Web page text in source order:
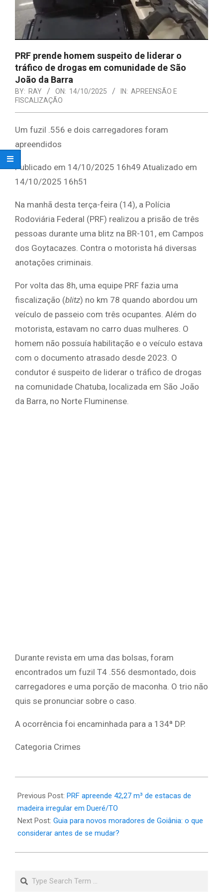
PRF prende homem suspeito de liderar o
tráfico de drogas em comunidade de São
João da Barra
BY: RAY ON: 14/10/2025 IN: APREENSÃO E
FISCALIZAÇÃO
Um fuzil .556 e dois carregadores foram
apreendidos
Publicado em 14/10/2025 16h49 Atualizado em
14/10/2025 16h51
Na manhã desta terça-feira (14), a Polícia
Rodoviária Federal (PRF) realizou a prisão de três
pessoas durante uma blitz na BR-101, em Campos
dos Goytacazes. Contra o motorista há diversas
anotações criminais.
Por volta das 8h, uma equipe PRF fazia uma
fiscalização (blitz) no km 78 quando abordou um
veículo de passeio com três ocupantes. Além do
motorista, estavam no carro duas mulheres. O
homem não possuía habilitação e o veículo estava
com o documento atrasado desde 2023. O
condutor é suspeito de liderar o tráfico de drogas
na comunidade Chatuba, localizada em São João
da Barra, no Norte Fluminense.
Durante revista em uma das bolsas, foram
encontrados um fuzil T4 .556 desmontado, dois
carregadores e uma porção de maconha. O trio não
quis se pronunciar sobre o caso.
A ocorrência foi encaminhada para a 134ª DP.
Categoria Crimes
10-
14
Previous Post: PRF apreende 42,27 m³ de estacas de
madeira irregular em Dueré/TO
Next Post: Guia para novos moradores de Goiânia: o que
considerar antes de se mudar?
Search